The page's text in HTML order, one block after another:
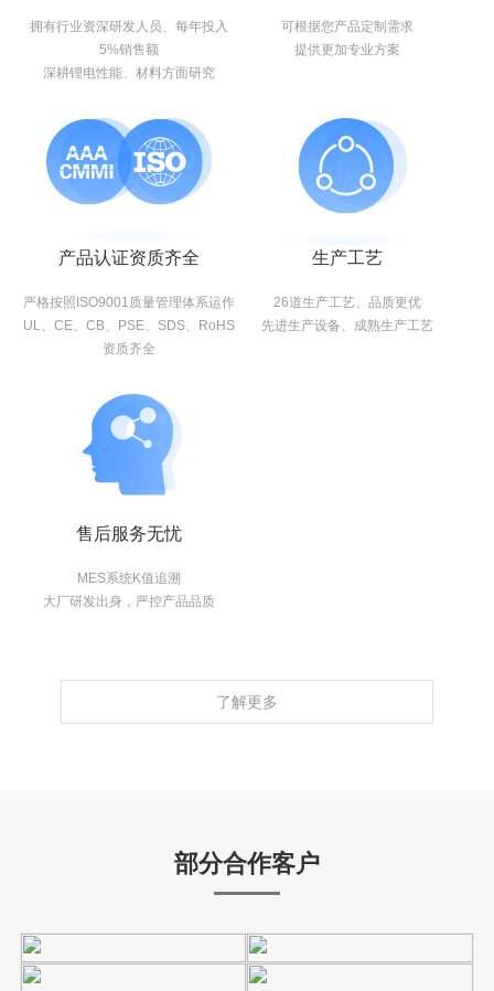
拥有行业资深研发人员、每年投入
5%销售额
深耕锂电性能、材料方面研究
可根据您产品定制需求
提供更加专业方案
产品认证资质齐全
严格按照ISO9001质量管理体系运作
UL、CE、CB、PSE、SDS、RoHS
资质齐全
生产工艺
26道生产工艺、品质更优
先进生产设备、成熟生产工艺
售后服务无忧
MES系统K值追溯
大厂研发出身，严控产品品质
了解更多
部分合作客户